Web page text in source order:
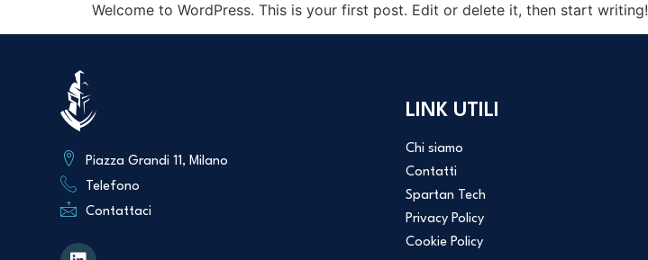
Welcome to WordPress. This is your first post. Edit or delete it, then start writing!
Piazza Grandi 11, Milano
Telefono
Contattaci
LINK UTILI
Chi siamo
Contatti
Spartan Tech
Privacy Policy
Cookie Policy